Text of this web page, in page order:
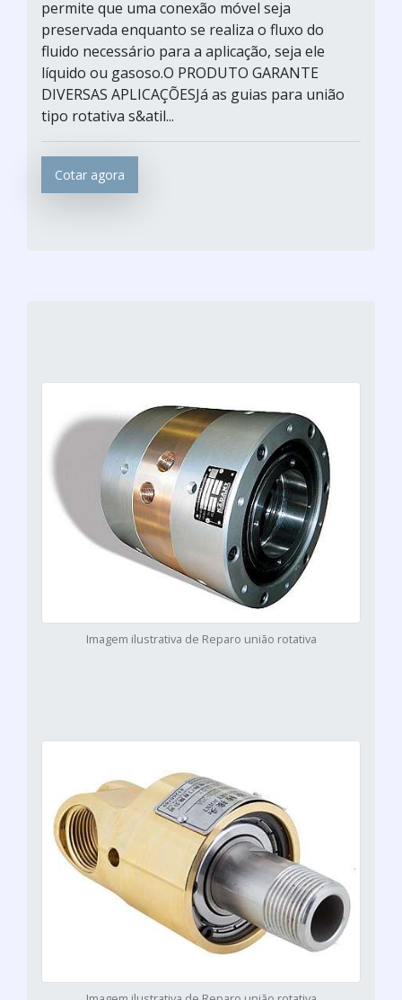
permite que uma conexão móvel seja
preservada enquanto se realiza o fluxo do
fluido necessário para a aplicação, seja ele
líquido ou gasoso.O PRODUTO GARANTE
DIVERSAS APLICAÇÕESJá as guias para união
tipo rotativa s&atil...
Cotar agora
Imagem ilustrativa de Reparo união rotativa